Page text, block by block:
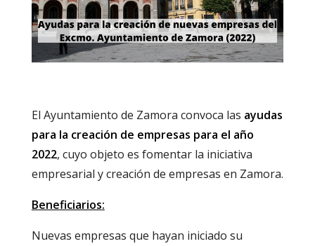
El Ayuntamiento de Zamora convoca las ayudas
para la creación de empresas para el año
2022, cuyo objeto es fomentar la iniciativa
empresarial y creación de empresas en Zamora.
Beneficiarios:
Nuevas empresas que hayan iniciado su